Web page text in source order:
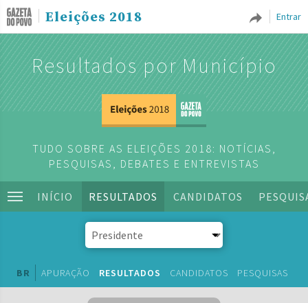
Entrar
Eleições 2018
Resultados por Município
TUDO SOBRE AS ELEIÇÕES 2018: NOTÍCIAS,
PESQUISAS, DEBATES E ENTREVISTAS
INÍCIO RESULTADOS CANDIDATOS
BR APURAÇÃO RESULTADOS CANDIDATOS PESQUISAS